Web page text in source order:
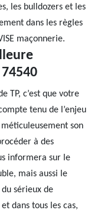
les bulldozers et les
dans les règles
maçonnerie.
TP, c’est que votre
tenu de l’enjeu
son
à des
informera sur le
mais aussi le
sérieux de
dans tous les cas,